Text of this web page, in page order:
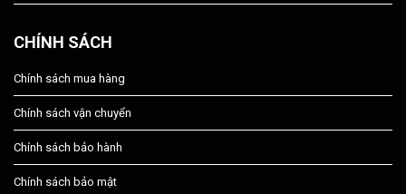
CHÍNH SÁCH
Chính sách mua hàng
Chính sách vận chuyển
Chính sách bảo hành
Chính sách bảo mật